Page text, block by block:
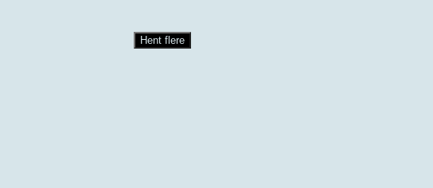
Hent flere